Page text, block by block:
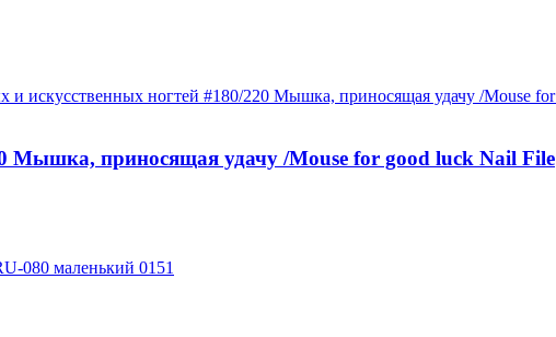
Мышка, приносящая удачу /Mouse for good luck Nail File